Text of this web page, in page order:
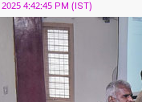
4:42:45 PM (IST)